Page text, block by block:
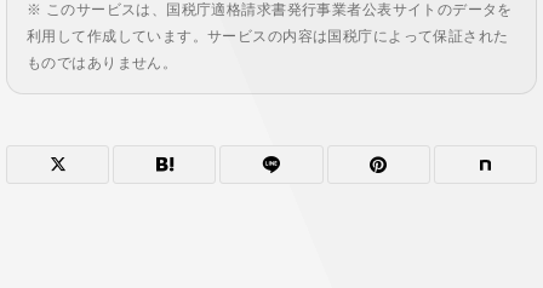
※ このサービスは、国税庁適格請求書発行事業者公表サイトのデータを
利用して作成しています。サービスの内容は国税庁によって保証された
ものではありません。